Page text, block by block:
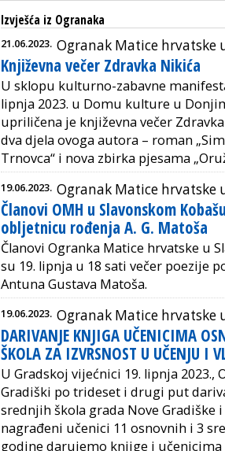
Izvješća iz Ogranaka
21.06.2023. Ogranak Matice hrvatske
Književna večer Zdravka Nikića
U sklopu kulturno-zabavne
lipnja 2023. u Domu kulture u
upriličena je književna večer
dva djela ovoga autora – roman
Trnovca“ i nova zbirka pjesama
19.06.2023. Ogranak Matice hrvatske
Članovi OMH u Slavonskom
obljetnicu rođenja A. G. Matoša
Članovi Ogranka Matice hrvatske u
su 19. lipnja u 18 sati večer poezije
Antuna Gustava Matoša.
19.06.2023. Ogranak Matice hrvatske
DARIVANJE KNJIGA UČENICIMA
ŠKOLA ZA IZVRSNOST U UČENJU I
U Gradskoj vijećnici 19. lipnja
Gradiški po trideset i drugi put
srednjih škola grada Nove Gradiške
nagrađeni učenici 11 osnovnih i 3
godine darujemo knjige i